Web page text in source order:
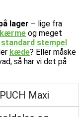
lager – lige fra
og meget
standard stempel
kæde? Eller måske
så har vi det på
Maxi